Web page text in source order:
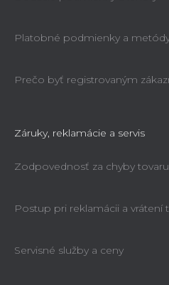
Platobné podmienky a
Prečo byť registrovaným
Záruky, reklamácie a servis
Zodpovednosť za chyby
Postup pri reklamácii a vrátení
Servisné služby a ceny